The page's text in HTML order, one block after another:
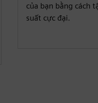
của bạn bằng cách
suất cực đại.